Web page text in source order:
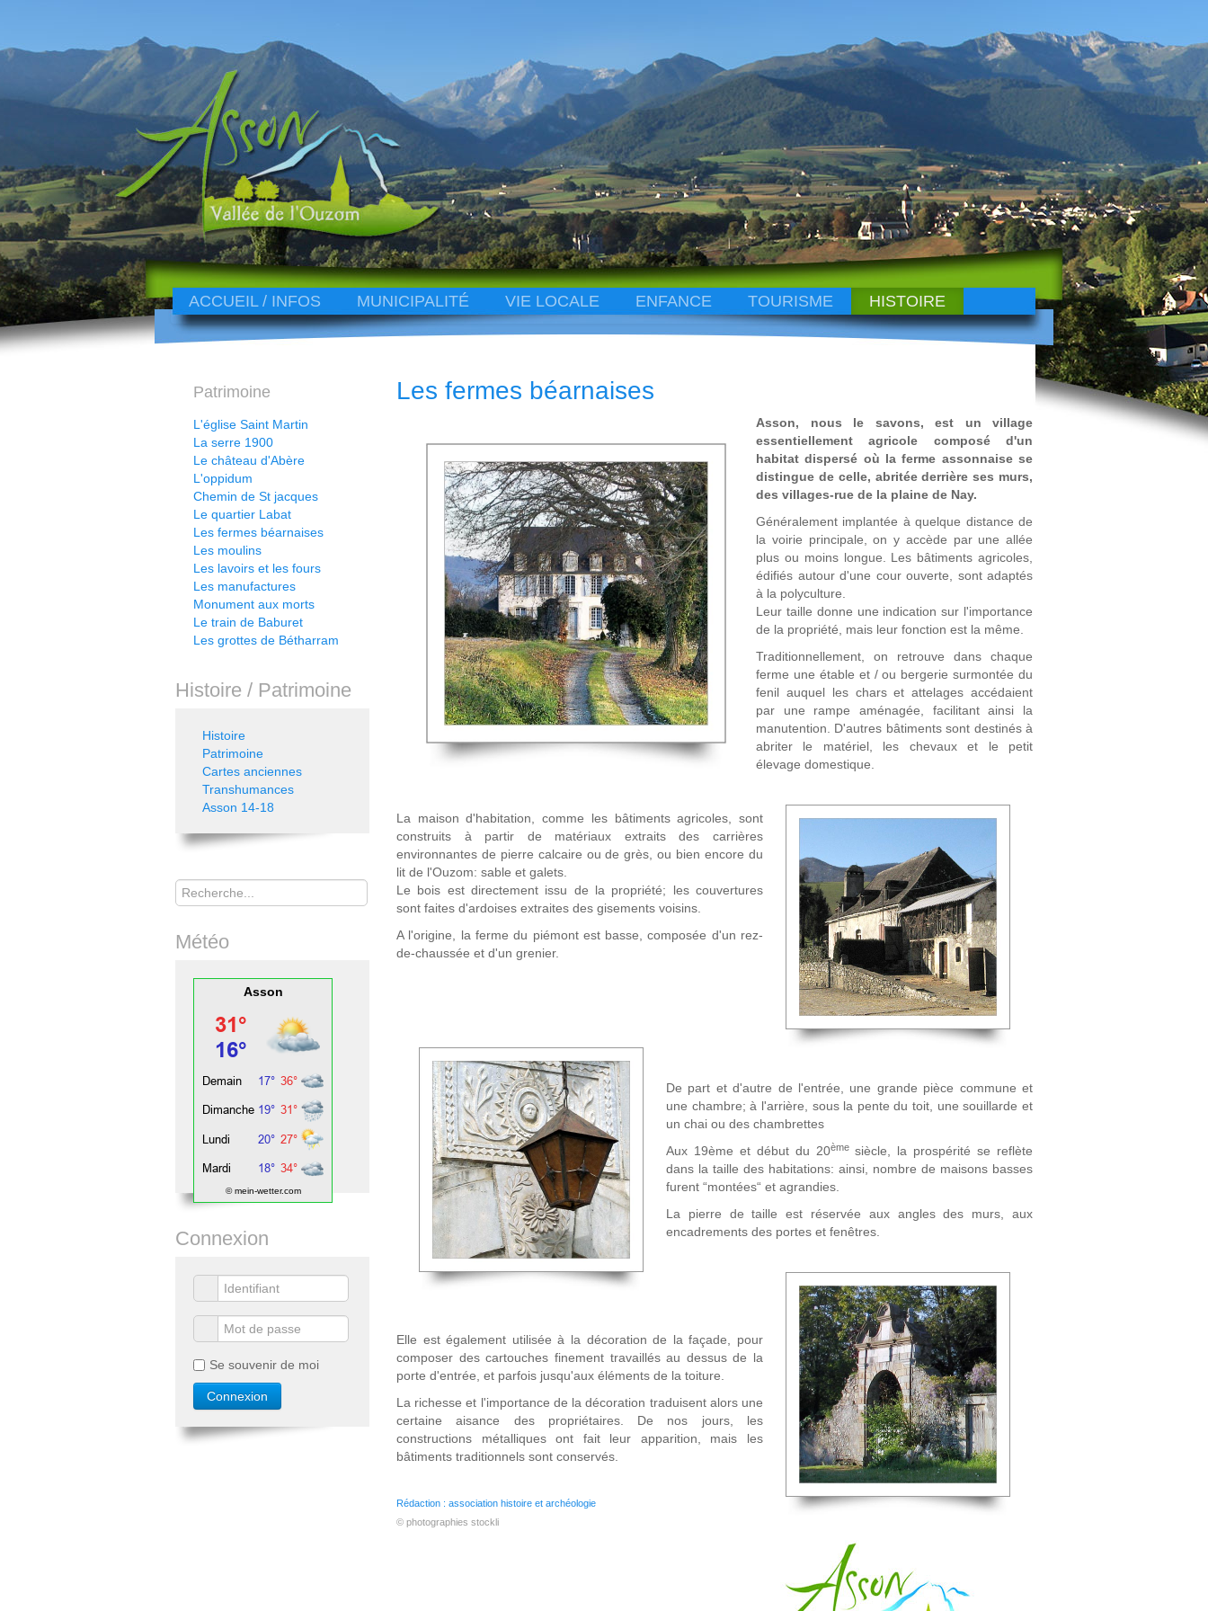
ACCUEIL / INFOS MUNICIPALITÉ VIE LOCALE ENFANCE TOURISME HISTOIRE
Les fermes béarnaises
Asson, nous le savons, est un village
essentiellement agricole composé d'un
habitat dispersé où la ferme assonnaise se
distingue de celle, abritée derrière ses murs,
des villages-rue de la plaine de Nay.
Généralement implantée à quelque distance de
la voirie principale, on y accède par une allée
plus ou moins longue. Les bâtiments agricoles,
édifiés autour d'une cour ouverte, sont adaptés
à la polyculture.
Leur taille donne une indication sur l'importance
de la propriété, mais leur fonction est la même.
Traditionnellement, on retrouve dans chaque
ferme une étable et / ou bergerie surmontée du
fenil auquel les chars et attelages accédaient
par une rampe aménagée, facilitant ainsi la
manutention. D'autres bâtiments sont destinés à
abriter le matériel, les chevaux et le petit
élevage domestique.
La maison d'habitation, comme les bâtiments agricoles, sont
construits à partir de matériaux extraits des carrières
environnantes de pierre calcaire ou de grès, ou bien encore du
lit de l'Ouzom: sable et galets.
Le bois est directement issu de la propriété; les couvertures
sont faites d'ardoises extraites des gisements voisins.
A l'origine, la ferme du piémont est basse, composée d'un rez-
de-chaussée et d'un grenier.
De part et d'autre de l'entrée, une grande pièce commune et
une chambre; à l'arrière, sous la pente du toit, une souillarde et
un chai ou des chambrettes
Aux 19ème et début du 20èmesiècle, la prospérité se reflète
dans la taille des habitations: ainsi, nombre de maisons basses
furent “montées“ et agrandies.
La pierre de taille est réservée aux angles des murs, aux
encadrements des portes et fenêtres.
Elle est également utilisée à la décoration de la façade, pour
composer des cartouches finement travaillés au dessus de la
porte d'entrée, et parfois jusqu'aux éléments de la toiture.
La richesse et l'importance de la décoration traduisent alors une
certaine aisance des propriétaires. De nos jours, les
constructions métalliques ont fait leur apparition, mais les
bâtiments traditionnels sont conservés.
Rédaction : association histoire et archéologie
© photographies stockli
Patrimoine
L'église Saint Martin
La serre 1900
Le château d'Abère
L'oppidum
Chemin de St jacques
Le quartier Labat
Les fermes béarnaises
Les moulins
Les lavoirs et les fours
Les manufactures
Monument aux morts
Le train de Baburet
Les grottes de Bétharram
Histoire / Patrimoine
Histoire
Patrimoine
Cartes anciennes
Transhumances
Asson 14-18
Rechercher
Météo
Asson
© mein-wetter.com
Connexion
Se souvenir de moi